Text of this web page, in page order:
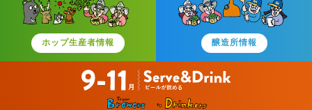
ホップ生産者情報 醸造所情報